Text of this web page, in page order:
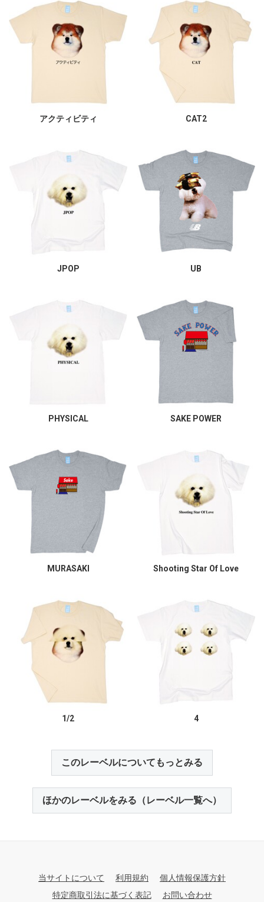
アクティビティ CAT2
JPOP UB
PHYSICAL SAKE POWER
MURASAKI Shooting Star Of Love
1/2 4
このレーベルについてもっとみる
ほかのレーベルをみる（レーベル一覧へ）
当サイトについて 利用規約
個人情報保護方針
特定商取引法に基づく表記
お問い合わせ